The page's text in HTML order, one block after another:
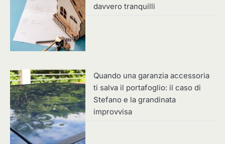
davvero tranquilli
Quando una garanzia accessoria
ti salva il portafoglio: il caso di
Stefano e la grandinata
improvvisa